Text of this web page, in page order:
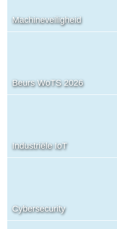
Machineveiligheid
Beurs WoTS 2026
Industriële IoT
Cybersecurity